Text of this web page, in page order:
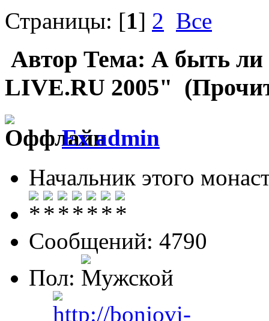
Страницы: [1] 2 Все
Автор Тема: А быть ли
LIVE.RU 2005"
Ex admin
Начальник этого
Сообщений: 4790
Пол: